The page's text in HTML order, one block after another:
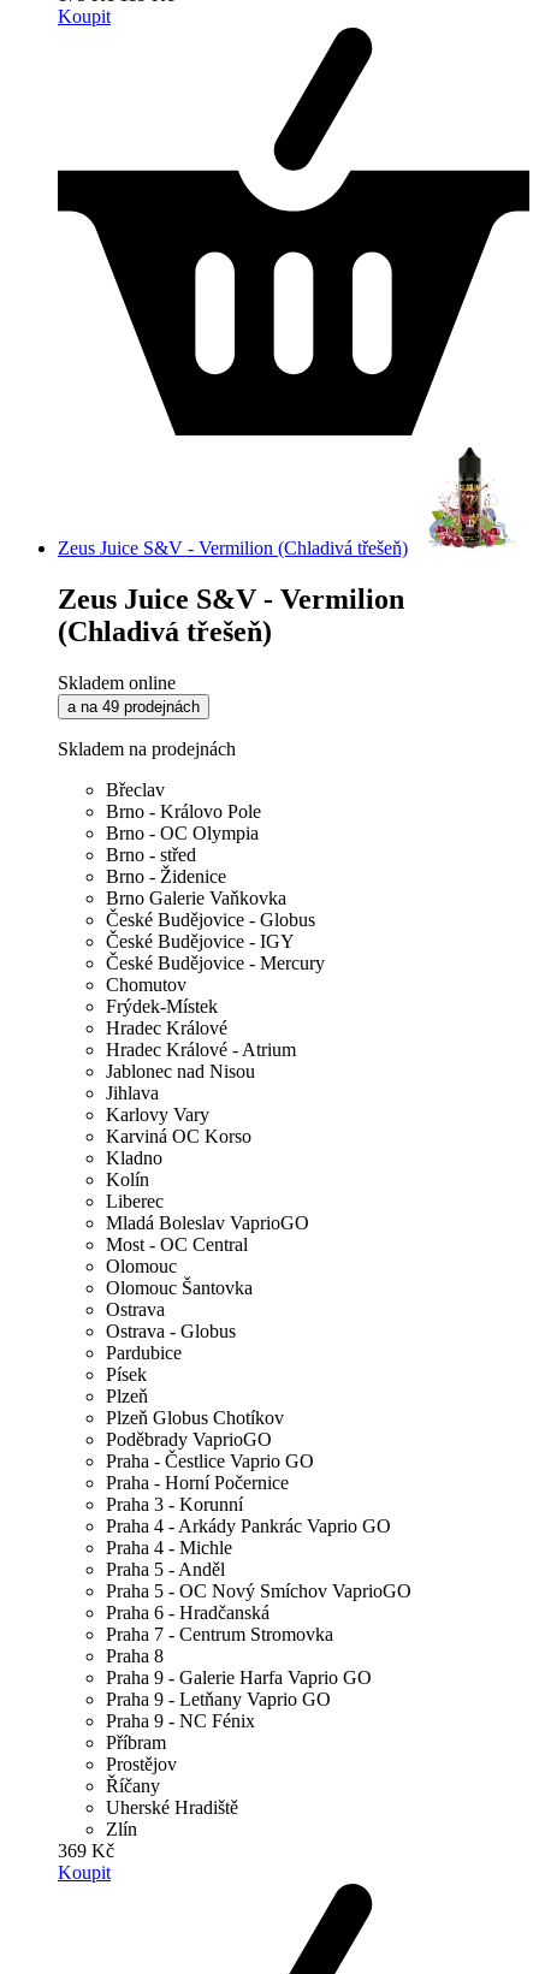
Koupit
Zeus Juice S&V - Vermilion (Chladivá třešeň)
Zeus Juice S&V - Vermilion
(Chladivá třešeň)
Skladem online
a na 49 prodejnách
Skladem na prodejnách
Břeclav
Brno - Královo Pole
Brno - OC Olympia
Brno - střed
Brno - Židenice
Brno Galerie Vaňkovka
České Budějovice - Globus
České Budějovice - IGY
České Budějovice - Mercury
Chomutov
Frýdek-Místek
Hradec Králové
Hradec Králové - Atrium
Jablonec nad Nisou
Jihlava
Karlovy Vary
Karviná OC Korso
Kladno
Kolín
Liberec
Mladá Boleslav VaprioGO
Most - OC Central
Olomouc
Olomouc Šantovka
Ostrava
Ostrava - Globus
Pardubice
Písek
Plzeň
Plzeň Globus Chotíkov
Poděbrady VaprioGO
Praha - Čestlice Vaprio GO
Praha - Horní Počernice
Praha 3 - Korunní
Praha 4 - Arkády Pankrác Vaprio GO
Praha 4 - Michle
Praha 5 - Anděl
Praha 5 - OC Nový Smíchov VaprioGO
Praha 6 - Hradčanská
Praha 7 - Centrum Stromovka
Praha 8
Praha 9 - Galerie Harfa Vaprio GO
Praha 9 - Letňany Vaprio GO
Praha 9 - NC Fénix
Příbram
Prostějov
Říčany
Uherské Hradiště
Zlín
369 Kč
Koupit